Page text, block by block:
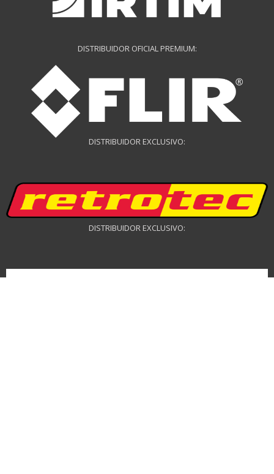
DISTRIBUIDOR OFICIAL PREMIUM:
DISTRIBUIDOR EXCLUSIVO:
DISTRIBUIDOR EXCLUSIVO: